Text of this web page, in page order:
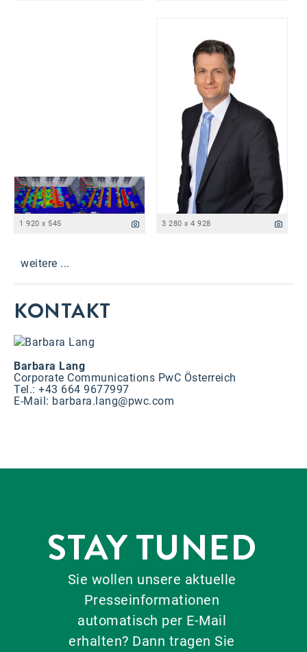
1 920 x 545 3 280 x 4 928
weitere ...
KONTAKT
Barbara Lang
Corporate Communications PwC Österreich
Tel.: +43 664 9677997
E-Mail: barbara.lang@pwc.com
STAY TUNED
Sie wollen unsere aktuelle
Presseinformationen
automatisch per E-Mail
erhalten? Dann tragen Sie